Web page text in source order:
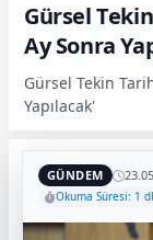
Gürsel
Ay Sonra
Gürsel Tekin
Yapılacak'
GÜNDEM
Okuma Süresi: 1